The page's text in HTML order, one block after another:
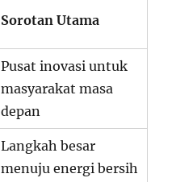
Sorotan Utama
Pusat inovasi untuk
masyarakat masa
depan
Langkah besar
menuju energi bersih